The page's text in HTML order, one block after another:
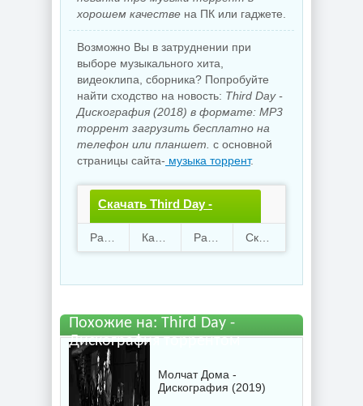
хорошем качестве на ПК или гаджете.
Возможно Вы в затруднении при
выборе музыкального хита,
видеоклипа, сборника? Попробуйте
найти сходство на новость: Third Day -
Дискография (2018) в формате: MP3
торрент загрузить бесплатно на
телефон или планшет. с основной
страницы сайта- музыка торрент.
Скачать Third Day -
Дискография.torrent
14 47 2.4 Gb
Похожие на: Third Day -
Дискография торрентом
Молчат Дома -
Дискография (2019)